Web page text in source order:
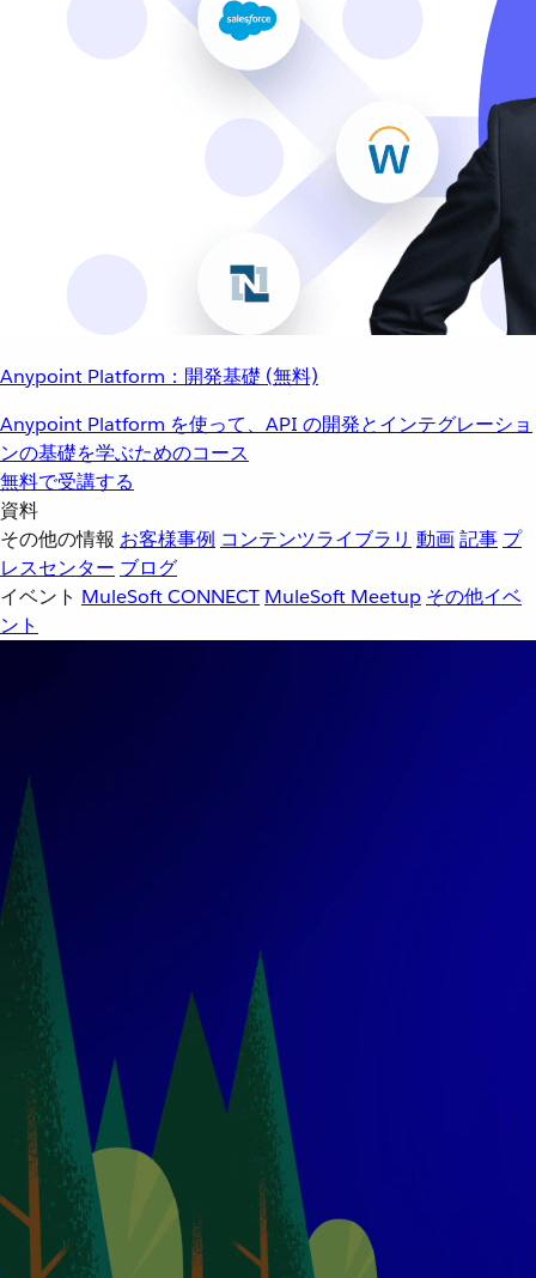
Anypoint Platform：開発基礎 (無料)
Anypoint Platform を使って、API の開発とインテグレーショ
ンの基礎を学ぶためのコース
無料で受講する
資料
その他の情報 お客様事例 コンテンツライブラリ 動画記事 プ
レスセンター ブログ
イベント MuleSoft CONNECT MuleSoft Meetup その他イベ
ント